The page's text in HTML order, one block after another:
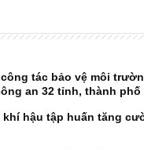
tác bảo vệ môi
an 32 tỉnh, thành phố
khí hậu tập huấn tăng